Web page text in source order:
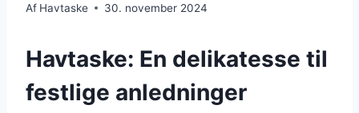
Af Havtaske 30. november 2024
Havtaske: En delikatesse til
festlige anledninger